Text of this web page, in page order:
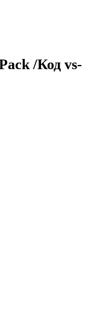
/Код vs-